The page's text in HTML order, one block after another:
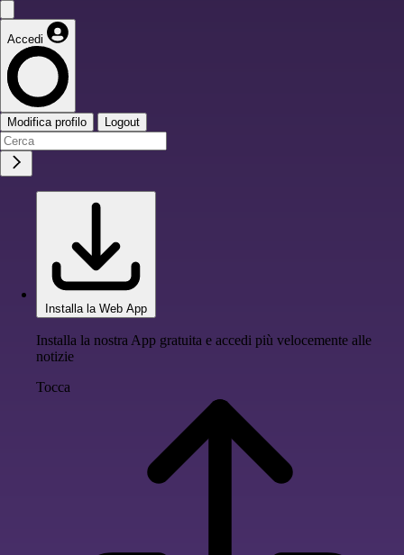
Accedi
Modifica profilo Logout
Installa la Web App
Installa la nostra App gratuita e accedi più velocemente alle
notizie
Tocca